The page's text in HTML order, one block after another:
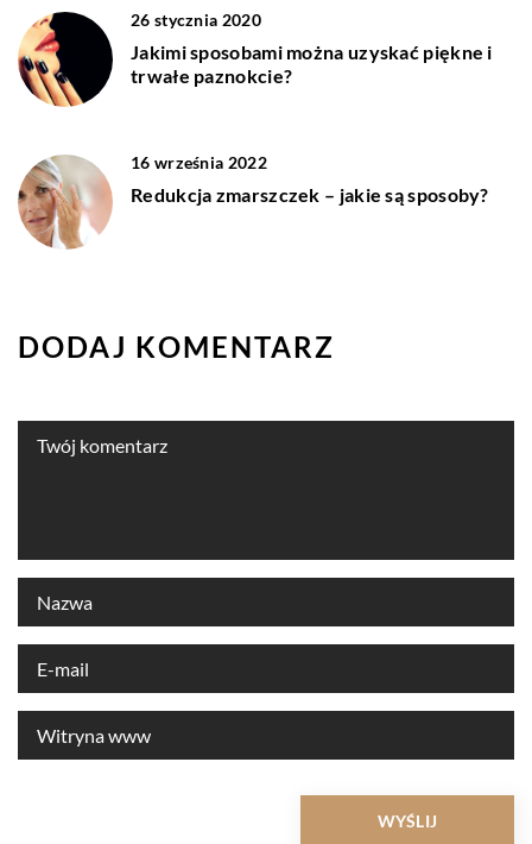
26 stycznia 2020
Jakimi sposobami można uzyskać piękne i
trwałe paznokcie?
16 września 2022
Redukcja zmarszczek – jakie są sposoby?
DODAJ KOMENTARZ